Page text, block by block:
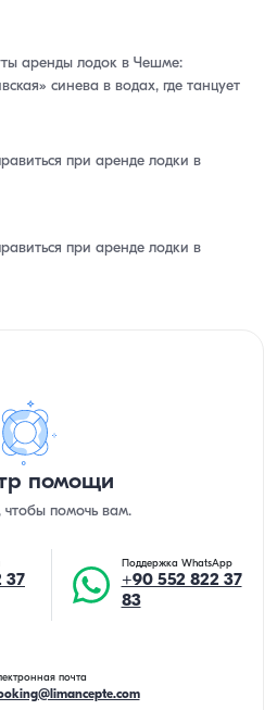
аренды лодок в Чешме:
синева в водах, где танцует
при аренде лодки в
при аренде лодки в
помощи
чтобы помочь вам.
37
Поддержка WhatsApp
+90 552 822 37
83
почта